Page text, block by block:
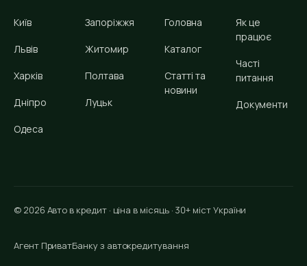
Київ
Львів
Харків
Дніпро
Одеса
Запоріжжя
Житомир
Полтава
Луцьк
Головна
Каталог
Статті та
новини
Як це
працює
Часті
питання
Документи
© 2026 Авто в кредит · ціна в місяць · 30+ міст України
Агент ПриватБанку з автокредитування